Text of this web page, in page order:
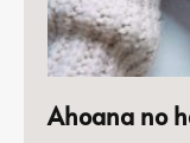
Ahoana no